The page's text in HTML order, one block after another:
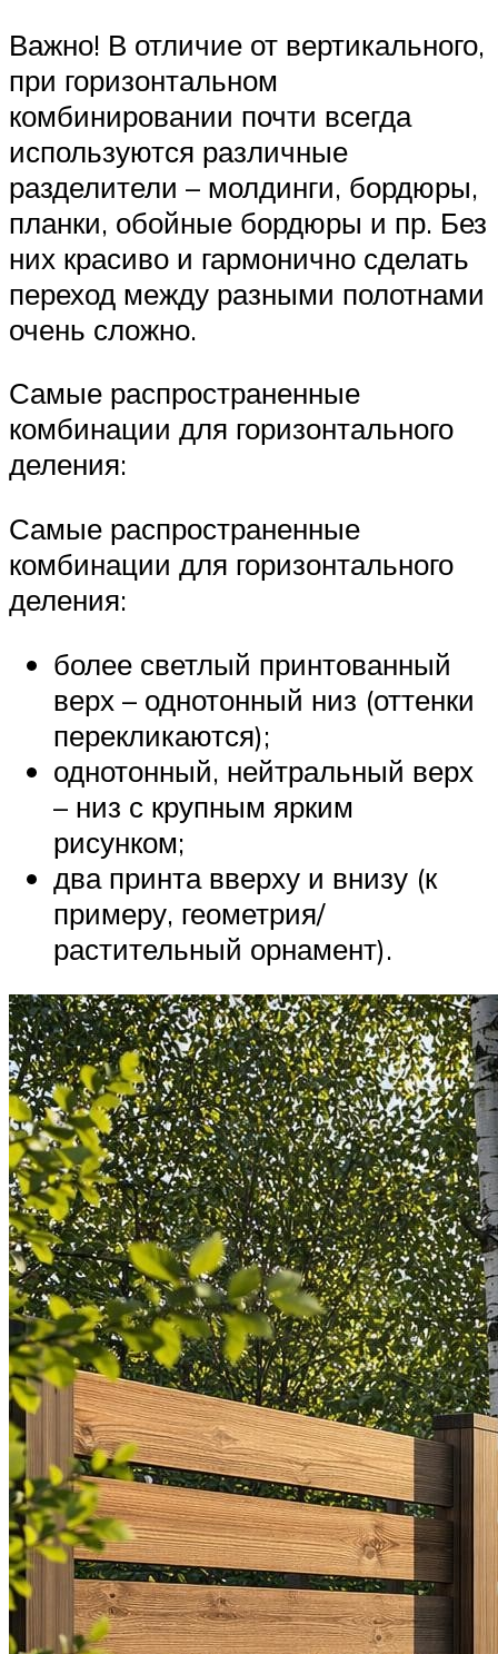
Важно! В отличие от вертикального,
при горизонтальном
комбинировании почти всегда
используются различные
разделители – молдинги, бордюры,
планки, обойные бордюры и пр. Без
них красиво и гармонично сделать
переход между разными полотнами
очень сложно.
Самые распространенные
комбинации для горизонтального
деления:
Самые распространенные
комбинации для горизонтального
деления:
более светлый принтованный
верх – однотонный низ (оттенки
перекликаются);
однотонный, нейтральный верх
– низ с крупным ярким
рисунком;
два принта вверху и внизу (к
примеру, геометрия/
растительный орнамент).